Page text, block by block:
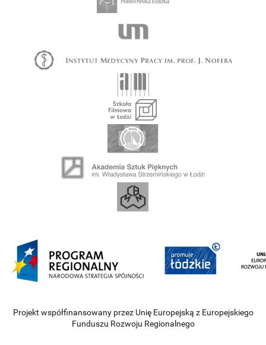
Projekt współfinansowany przez Unię Europejską z Europejskiego
Funduszu Rozwoju Regionalnego